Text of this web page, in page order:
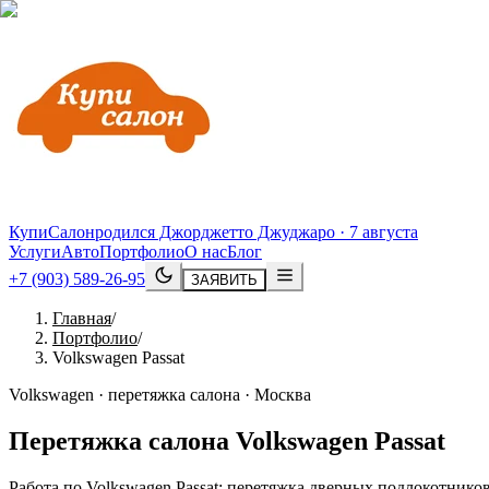
КупиСалонродился Джорджетто Джуджаро · 7 августа
УслугиАвтоПортфолиоО насБлог
+7 (903) 589-26-95
ЗАЯВИТЬ
Главная/
Портфолио/
Volkswagen Passat
Volkswagen · перетяжка салона · Москва
Перетяжка салона Volkswagen Passat